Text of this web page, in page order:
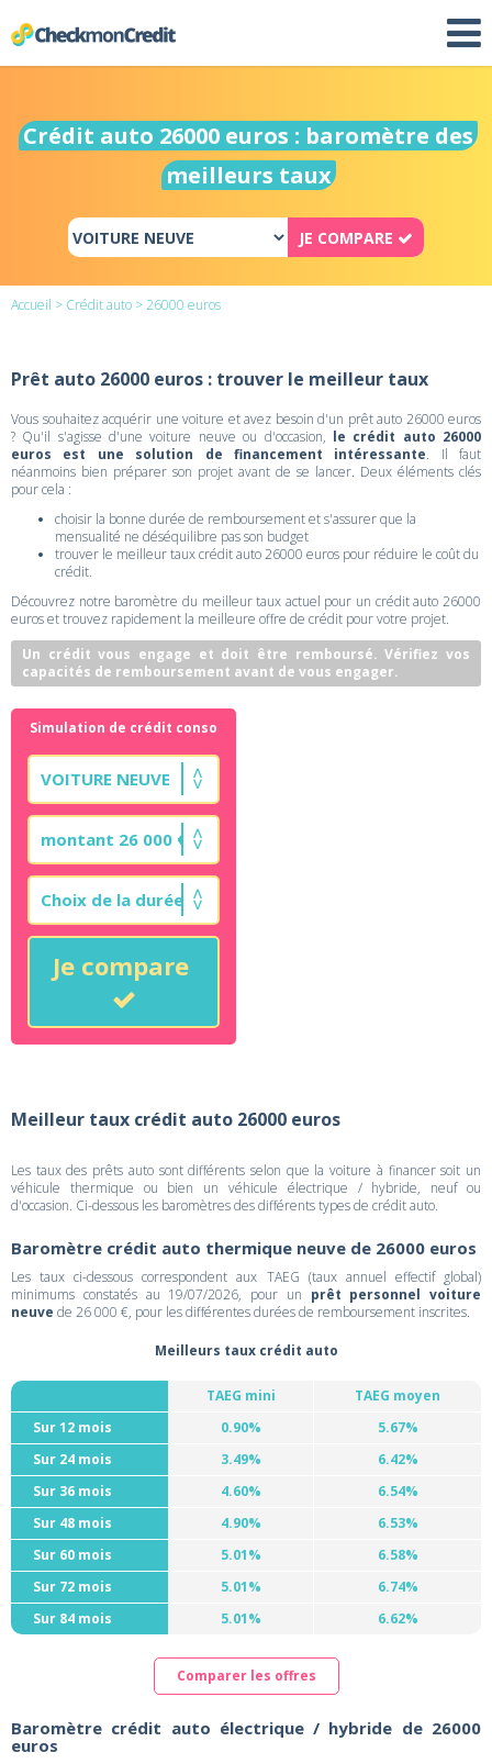
Crédit auto 26000 euros : baromètre des
meilleurs taux
JE COMPARE
Accueil > Crédit auto > 26000 euros
Prêt auto 26000 euros : trouver le meilleur taux
Vous souhaitez acquérir une voiture et avez besoin d'un prêt auto 26000 euros
? Qu'il s'agisse d'une voiture neuve ou d'occasion, le crédit auto 26000
euros est une solution de financement intéressante. Il faut
néanmoins bien préparer son projet avant de se lancer. Deux éléments clés
pour cela :
choisir la bonne durée de remboursement et s'assurer que la
mensualité ne déséquilibre pas son budget
trouver le meilleur taux crédit auto 26000 euros pour réduire le coût du
crédit.
Découvrez notre baromètre du meilleur taux actuel pour un crédit auto 26000
euros et trouvez rapidement la meilleure offre de crédit pour votre projet.
Un crédit vous engage et doit être remboursé. Vérifiez vos
capacités de remboursement avant de vous engager.
Simulation de crédit conso
Je compare
Meilleur taux crédit auto 26000 euros
Les taux des prêts auto sont différents selon que la voiture à financer soit un
véhicule thermique ou bien un véhicule électrique / hybride, neuf ou
d'occasion. Ci-dessous les baromètres des différents types de crédit auto.
Baromètre crédit auto thermique neuve de 26000 euros
Les taux ci-dessous correspondent aux TAEG (taux annuel effectif global)
minimums constatés au 19/07/2026, pour un prêt personnel voiture
neuve de 26 000 €, pour les différentes durées de remboursement inscrites.
Meilleurs taux crédit auto
TAEG mini
TAEG moyen
Sur 12 mois
0.90%
5.67%
Sur 24 mois
3.49%
6.42%
Sur 36 mois
4.60%
6.54%
Sur 48 mois
4.90%
6.53%
Sur 60 mois
5.01%
6.58%
Sur 72 mois
5.01%
6.74%
Sur 84 mois
5.01% 6.62%
Comparer les offres
Baromètre crédit auto électrique / hybride de 26000
euros